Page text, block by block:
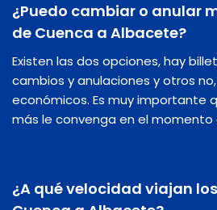
¿Puedo cambiar o anular
de Cuenca a Albacete?
Existen las dos opciones, hay
cambios y anulaciones y otros
económicos. Es muy importante
más le convenga en el
¿A qué velocidad viajan